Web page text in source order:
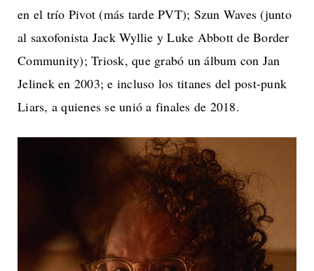
en el trío Pivot (más tarde PVT); Szun Waves (junto
al saxofonista Jack Wyllie y Luke Abbott de Border
Community); Triosk, que grabó un álbum con Jan
Jelinek en 2003; e incluso los titanes del post-punk
Liars, a quienes se unió a finales de 2018.